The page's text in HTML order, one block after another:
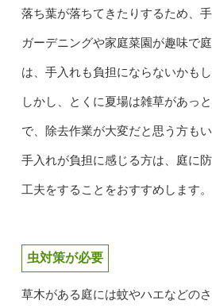
落ち葉が落ちてきたりするため、手
ガーデニングや家庭菜園が趣味で
は、手入れも負担にならないかもし
しかし、とくに夏場は雑草があっ
で、除去作業が大変だと思う方も
手入れが負担に感じる方は、庭に
工夫をすることをおすすめします。
虫対策が必要
草木がある庭には蚊やハエなどの